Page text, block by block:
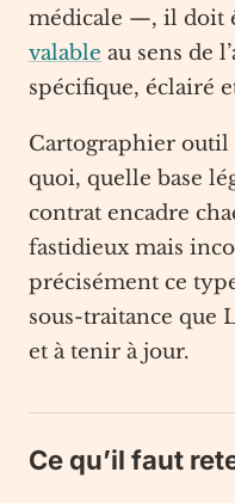
médicale —, il doit
valable au sens de
spécifique, éclairé
Cartographier
quoi, quelle base
contrat encadre
fastidieux mais
précisément ce
sous-traitance que
et à tenir à jour.
Ce qu’il faut